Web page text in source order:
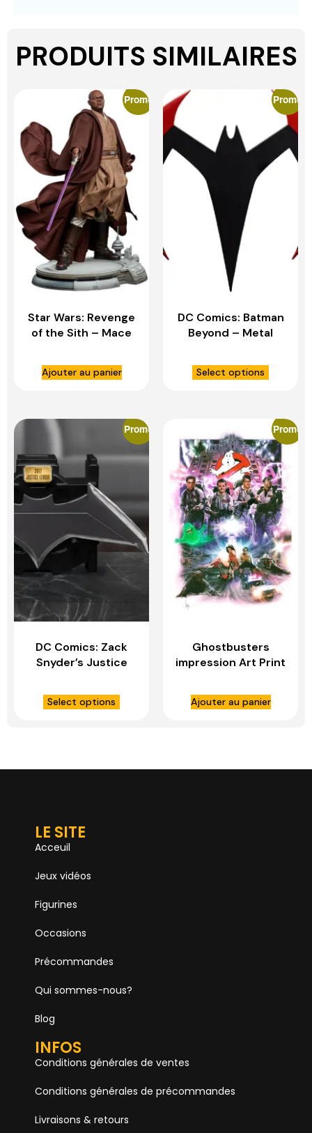
PRODUITS SIMILAIRES
Promo
Star Wars: Revenge
of the Sith – Mace
Scale Statue –
SIDESHOW TOYS
Ajouter au panier
Promo
DC Comics: Batman
Beyond – Metal
IKON DESIGN
STUDIO
Select options
Promo
DC Comics: Zack
Snyder’s Justice
League Metal
Batarang Replica –
Select options
Promo
Ghostbusters
impression Art Print
non encadrée –
SIDESHOW TOYS
Ajouter au panier
LE SITE
Acceuil
Jeux vidéos
Figurines
Occasions
Précommandes
Qui sommes-nous?
Blog
INFOS
Conditions générales de ventes
Conditions générales de précommandes
Livraisons & retours